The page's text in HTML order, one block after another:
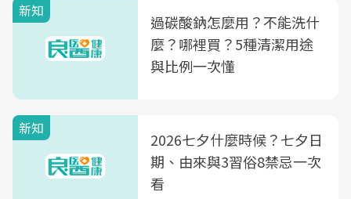
新知
過碳酸鈉怎麼用？不能洗什
麼？哪裡買？5種清潔用途
與比例一次懂
新知
2026七夕什麼時候？七夕日
期、由來與3習俗8禁忌一次
看